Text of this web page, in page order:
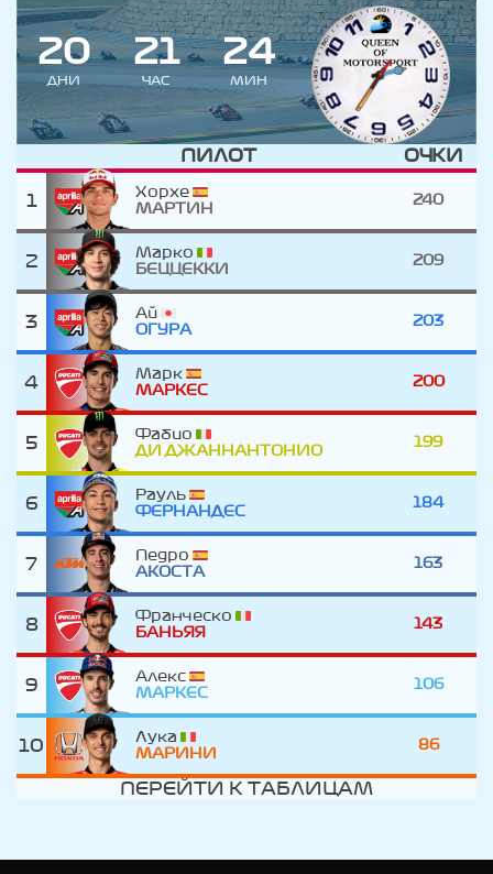
20
ДНИ
21
ЧАС
24
МИН
ПИЛОТ ОЧКИ
1
Хорхе
МАРТИН
240
2
Марко
БЕЦЦЕККИ
209
3
Ай
ОГУРА
203
4
Марк
МАРКЕС
200
5
Фабио
ДИ ДЖАННАНТОНИО
199
6
Рауль
ФЕРНАНДЕС
184
7
Педро
АКОСТА
163
8
Франческо
БАНЬЯЯ
143
9
Алекс
МАРКЕС
106
10
Лука
МАРИНИ
86
ПЕРЕЙТИ К ТАБЛИЦАМ